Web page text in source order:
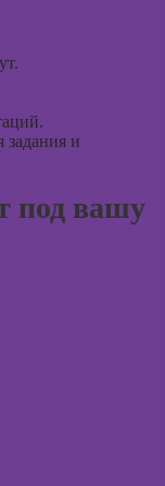
задания и
под вашу